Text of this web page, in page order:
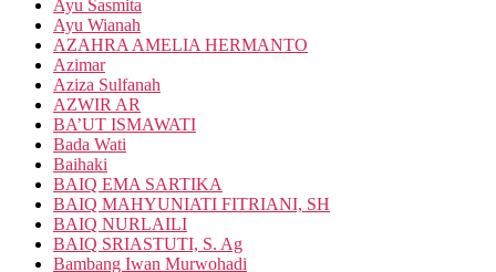
Ayu Sasmita
Ayu Wianah
AZAHRA AMELIA HERMANTO
Azimar
Aziza Sulfanah
AZWIR AR
BA’UT ISMAWATI
Bada Wati
Baihaki
BAIQ EMA SARTIKA
BAIQ MAHYUNIATI FITRIANI, SH
BAIQ NURLAILI
BAIQ SRIASTUTI, S. Ag
Bambang Iwan Murwohadi